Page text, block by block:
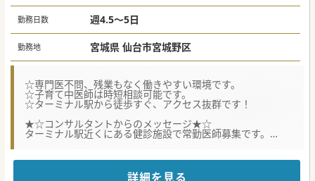
勤務日数 週4.5～5日
勤務地 宮城県 仙台市宮城野区
☆専門医不問、残業もなく働きやすい環境です。
☆子育て中医師は時短相談可能です。
☆ターミナル駅から徒歩すぐ、アクセス抜群です！
★☆コンサルタントからのメッセージ★☆
ターミナル駅近くにある健診施設で常勤医師募集です。
大手法人で福利厚生も充実しております。
ンス重視して
詳細を見る